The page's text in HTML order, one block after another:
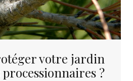
votre jardin
?